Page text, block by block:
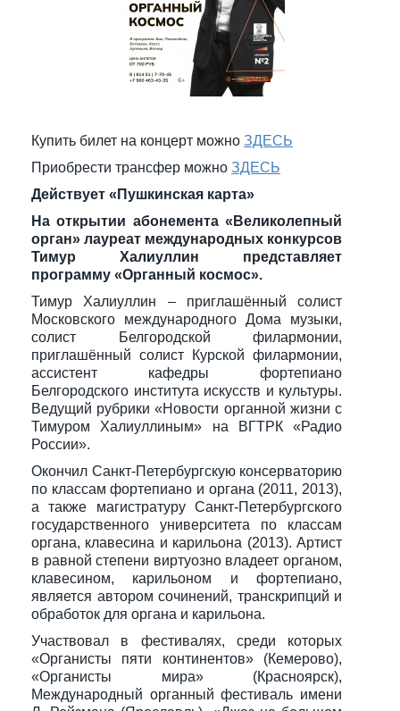
Купить билет на концерт можно ЗДЕСЬ
Приобрести трансфер можно ЗДЕСЬ
Действует «Пушкинская карта»
На открытии абонемента «Великолепный
орган» лауреат международных конкурсов
Тимур Халиуллин представляет
программу «Органный космос».
Тимур Халиуллин – приглашённый солист
Московского международного Дома музыки,
солист Белгородской филармонии,
приглашённый солист Курской филармонии,
ассистент кафедры фортепиано
Белгородского института искусств и культуры.
Ведущий рубрики «Новости органной жизни с
Тимуром Халиуллиным» на ВГТРК «Радио
России».
Окончил Санкт-Петербургскую консерваторию
по классам фортепиано и органа (2011, 2013),
а также магистратуру Санкт-Петербургского
государственного университета по классам
органа, клавесина и карильона (2013). Артист
в равной степени виртуозно владеет органом,
клавесином, карильоном и фортепиано,
является автором сочинений, транскрипций и
обработок для органа и карильона.
Участвовал в фестивалях, среди которых
«Органисты пяти континентов» (Кемерово),
«Органисты мира» (Красноярск),
Международный органный фестиваль имени